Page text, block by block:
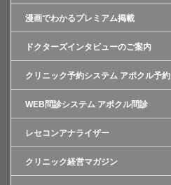
漫画でわかるプレミアム掲載
ドクターズインタビューのご案内
クリニック予約システム アポクル予約
WEB問診システム アポクル問診
レセコンアナライザー
クリニック経営マガジン